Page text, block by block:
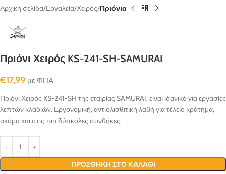
Αρχική σελίδα Εργαλεία Χειρός Πριόνια
Πριόνι Χειρός KS-241-SH-SAMURAI
€17,99 με ΦΠΑ
Πριόνι Χειρός KS-241-SH της εταιρίας SAMURAI, είναι ιδανικό για εργασίες
λεπτών κλαδιών. Εργονομική, αντιολισθιτική λαβή για τέλειο κράτημα,
ακόμα και στις πιο δύσκολες συνθήκες.
ΠΡΟΣΘΉΚΗ ΣΤΟ ΚΑΛΆΘΙ